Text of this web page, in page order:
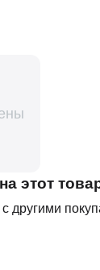
этот
другими